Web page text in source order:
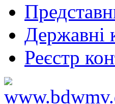
Державні
Реєстр